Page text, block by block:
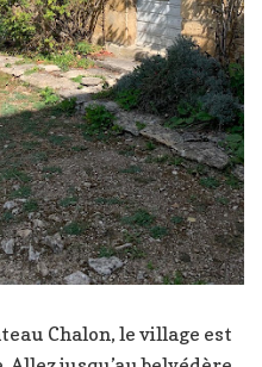
Chalon, le village est